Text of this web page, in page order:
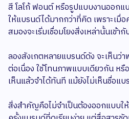
สี โลโก้ ฟอนต์ หรือรูปแบบงานออกแ
ให้แบรนด์ได้มากกว่าที่คิด เพราะเมื่
สมองจะเริ่มเชื่อมโยงสิ่งเหล่านั้นเข้
ลองสังเกตหลายแบรนด์ดัง จะเห็นว่า
ต่อเนื่อง ใช้โทนภาพแบบเดียวกัน ห
เห็นแล้วจำได้ทันที แม้ยังไม่เห็นชื่อแ
สิ่งสำคัญคือไม่จำเป็นต้องออกแบบใ